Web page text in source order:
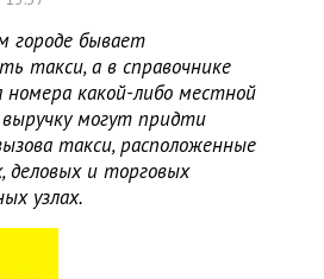
городе бывает
такси, а в справочнике
какой-либо местной
могут придти
такси, расположенные
деловых и торговых
узлах.